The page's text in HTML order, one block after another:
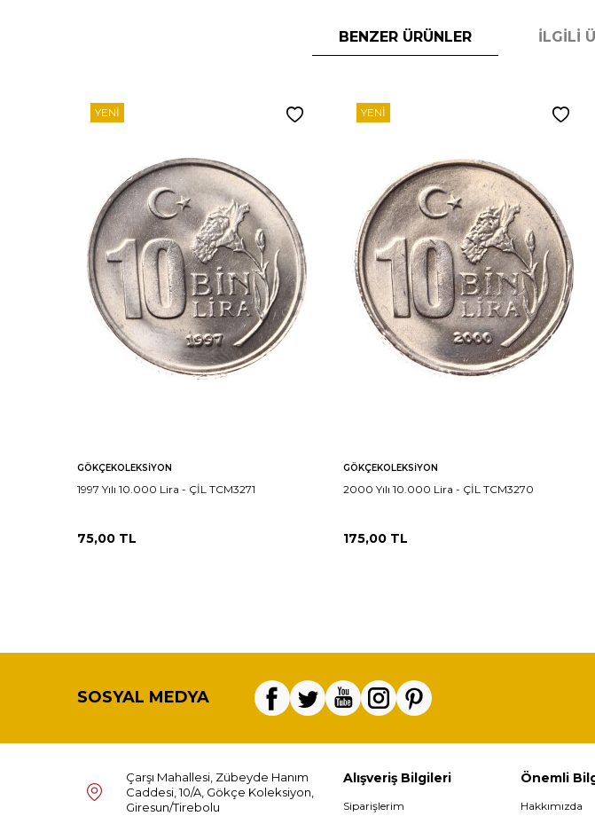
BENZER ÜRÜNLER İLGILI
YENI
GÖKÇEKOLEKSIYON
1997 Yılı 10.000 Lira - ÇİL TCM3271
75,00 TL
YENI
GÖKÇEKOLEKSIYON
2000 Yılı 10.000 Lira - ÇİL TCM3270
175,00 TL
SOSYAL MEDYA
Çarşı Mahallesi, Zübeyde Hanım
Caddesi, 10/A, Gökçe Koleksiyon,
Giresun/Tirebolu
Alışveriş Bilgileri
Siparişlerim
Önemli
Hakkımızda